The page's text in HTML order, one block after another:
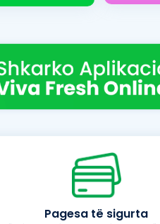
Pagesa të sigurta